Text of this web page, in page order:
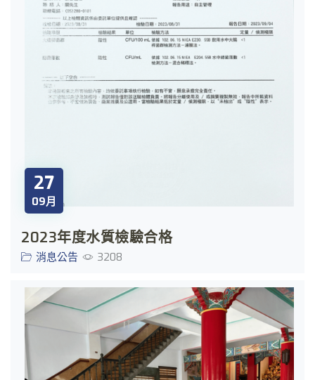
27
09月
2023年度水質檢驗合格
消息公告 3208